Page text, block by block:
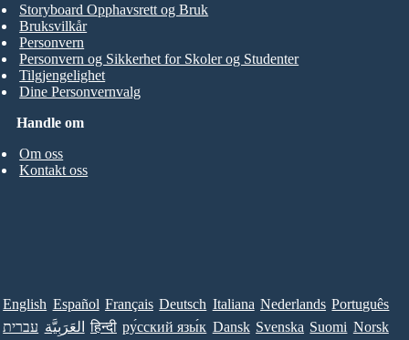
Handle om
Om oss
Kontakt oss
Storyboard Opphavsrett og Bruk
Bruksvilkår
Personvern
Personvern og Sikkerhet for Skoler og Studenter
Tilgjengelighet
Dine Personvernvalg
English Español Français Deutsch Italiana Nederlands Português
עברית العَرَبِيَّة हिन्दी ру́сский язы́к Dansk Svenska Suomi Norsk